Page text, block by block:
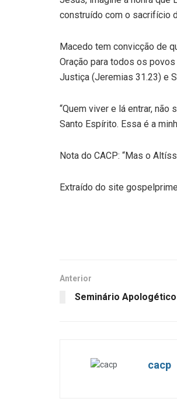
construído com o sacrifício
Macedo tem convicção de
Oração para todos os
Justiça (Jeremias 31.23) e
“Quem viver e lá entrar,
Santo Espírito. Essa é a
Nota do CACP: “Mas o
Extraído do site
Anterior
Seminário
cacp